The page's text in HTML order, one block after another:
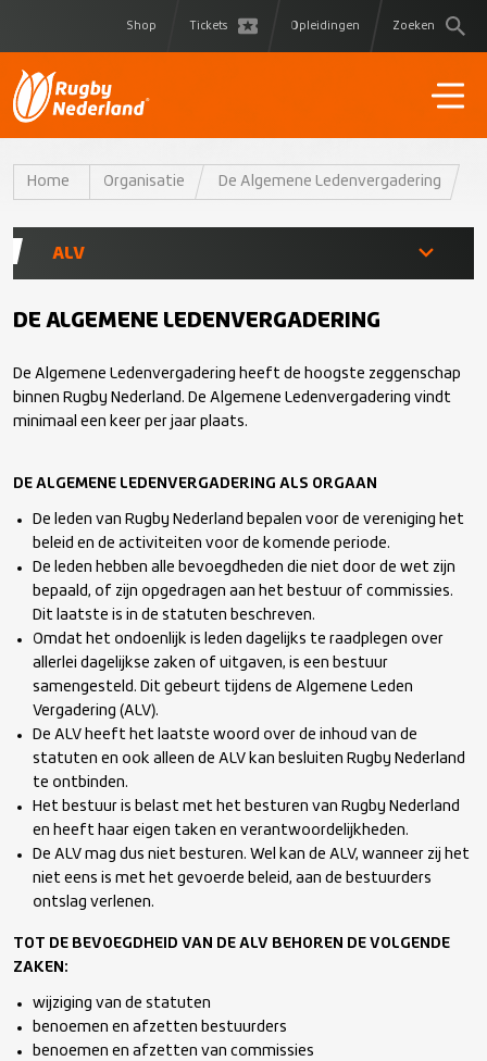
Shop Tickets Opleidingen Zoeken
Home Organisatie De Algemene Ledenvergadering
ALV
Documenten
Ereleden & Leden van Verdienste
DE ALGEMENE LEDENVERGADERING
De Algemene Ledenvergadering heeft de hoogste zeggenschap
binnen Rugby Nederland. De Algemene Ledenvergadering vindt
minimaal een keer per jaar plaats.
DE ALGEMENE LEDENVERGADERING ALS ORGAAN
De leden van Rugby Nederland bepalen voor de vereniging het
beleid en de activiteiten voor de komende periode.
De leden hebben alle bevoegdheden die niet door de wet zijn
bepaald, of zijn opgedragen aan het bestuur of commissies.
Dit laatste is in de statuten beschreven.
Omdat het ondoenlijk is leden dagelijks te raadplegen over
allerlei dagelijkse zaken of uitgaven, is een bestuur
samengesteld. Dit gebeurt tijdens de Algemene Leden
Vergadering (ALV).
De ALV heeft het laatste woord over de inhoud van de
statuten en ook alleen de ALV kan besluiten Rugby Nederland
te ontbinden.
Het bestuur is belast met het besturen van Rugby Nederland
en heeft haar eigen taken en verantwoordelijkheden.
De ALV mag dus niet besturen. Wel kan de ALV, wanneer zij het
niet eens is met het gevoerde beleid, aan de bestuurders
ontslag verlenen.
TOT DE BEVOEGDHEID VAN DE ALV BEHOREN DE VOLGENDE
ZAKEN:
wijziging van de statuten
benoemen en afzetten bestuurders
benoemen en afzetten van commissies